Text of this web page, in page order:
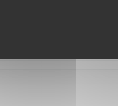
Les saveurs et le